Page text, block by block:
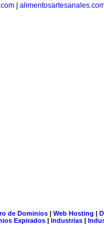
de Dominios| Web Hosting |
Expirados | Industrias |